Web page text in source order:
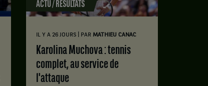
ACTU / RÉSULTATS
IL Y A 26 JOURS PAR MATHIEU CANAC
Karolina Muchova : tennis
complet, au service de
l'attaque